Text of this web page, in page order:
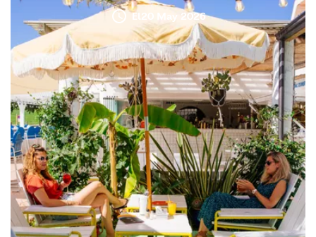
El20 May 2026